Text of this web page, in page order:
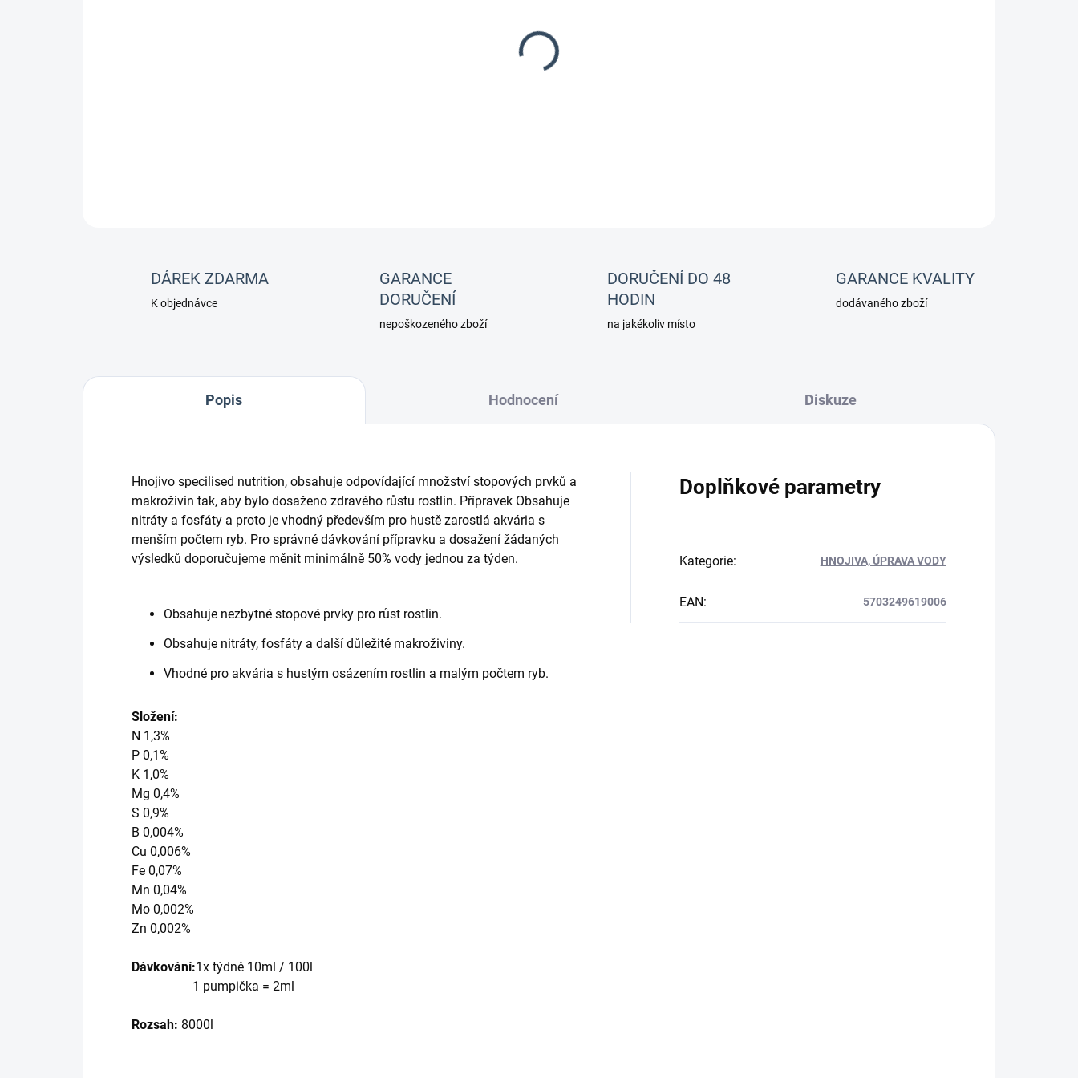
DÁREK ZDARMA
K objednávce
GARANCE
DORUČENÍ
nepoškozeného zboží
DORUČENÍ DO 48
HODIN
na jakékoliv místo
GARANCE KVALITY
dodávaného zboží
Popis Hodnocení Diskuze
Hnojivo specilised nutrition, obsahuje odpovídající množství stopových prvků a
makroživin tak, aby bylo dosaženo zdravého růstu rostlin. Přípravek Obsahuje
nitráty a fosfáty a proto je vhodný především pro hustě zarostlá akvária s
menším počtem ryb. Pro správné dávkování přípravku a dosažení žádaných
výsledků doporučujeme měnit minimálně 50% vody jednou za týden.
Obsahuje nezbytné stopové prvky pro růst rostlin.
Obsahuje nitráty, fosfáty a další důležité makroživiny.
Vhodné pro akvária s hustým osázením rostlin a malým počtem ryb.
Složení:
N 1,3%
P 0,1%
K 1,0%
Mg 0,4%
S 0,9%
B 0,004%
Cu 0,006%
Fe 0,07%
Mn 0,04%
Mo 0,002%
Zn 0,002%
Dávkování:1x týdně 10ml / 100l
1 pumpička = 2ml
Rozsah: 8000l
Doplňkové parametry
Kategorie: HNOJIVA, ÚPRAVA VODY
EAN: 5703249619006